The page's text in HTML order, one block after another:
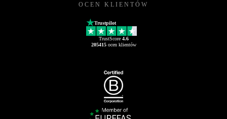
OCEN KLIENTÓW
Trustpilot
TrustScore 4.6
205415ocen klientów